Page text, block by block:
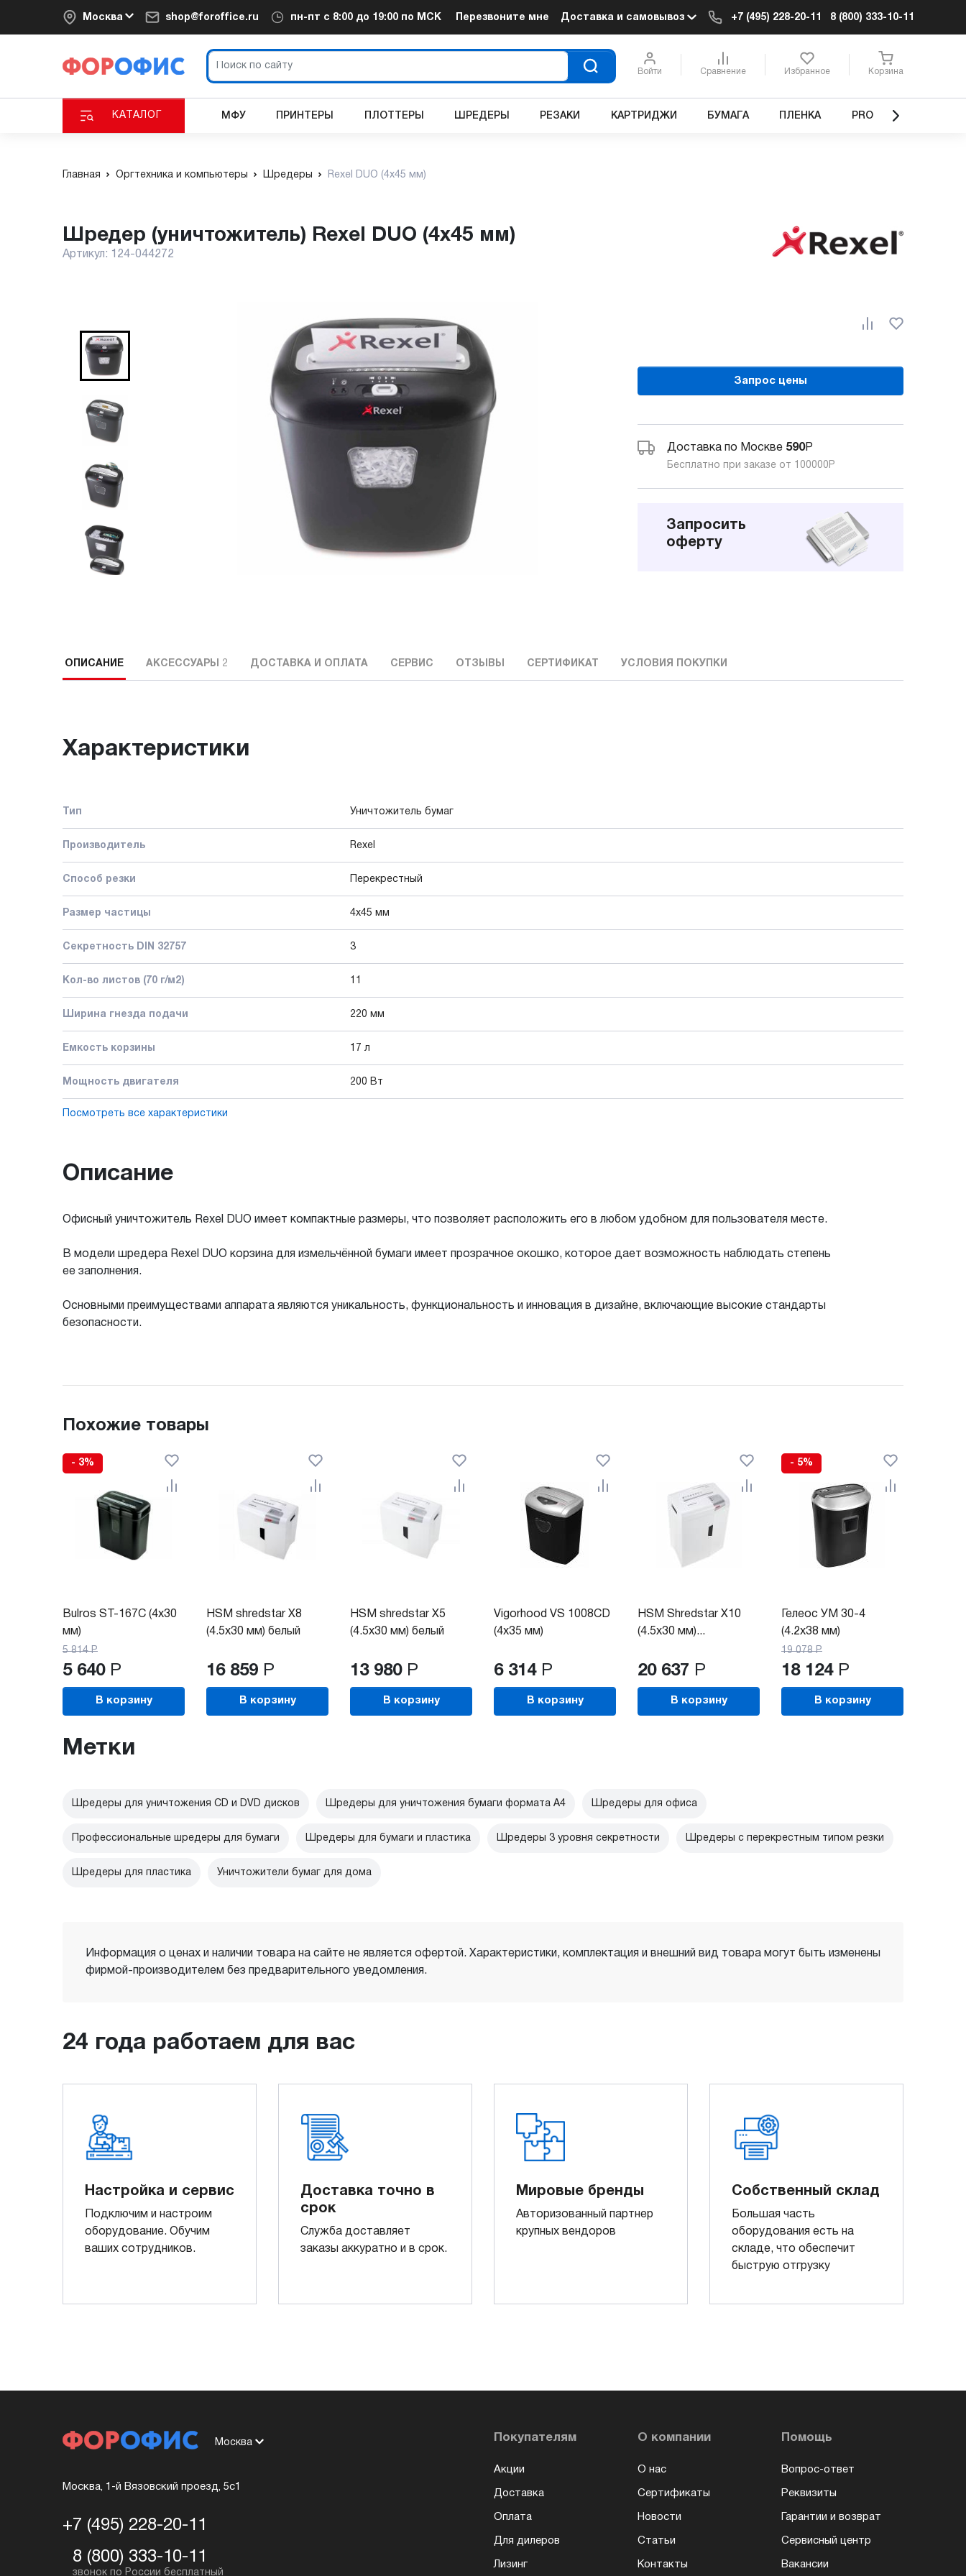
Москва shop@foroffice.ru пн-пт с 8:00 до 19:00 по МСК Перезвоните мне Доставка и самовывоз +7 (495) 228-20-11 8 (800) 333-10-11
Войти Сравнение Избранное Корзина
КАТАЛОГ МФУ ПРИНТЕРЫ ПЛОТТЕРЫ ШРЕДЕРЫ РЕЗАКИ КАРТРИДЖИ БУМАГА ПЛЕНКА PRO
Главная Оргтехника и компьютеры Шредеры Rexel DUO (4x45 мм)
Шредер (уничтожитель) Rexel DUO (4x45 мм)
Артикул: 124-044272
Запрос цены
Доставка по Москве 590Р
Бесплатно при заказе от 100000 Р
Запросить
оферту
ОПИСАНИЕ АКСЕССУАРЫ 2 ДОСТАВКА И ОПЛАТА СЕРВИС ОТЗЫВЫ СЕРТИФИКАТ УСЛОВИЯ ПОКУПКИ
Характеристики
Тип Уничтожитель бумаг
Производитель Rexel
Способ резки Перекрестный
Размер частицы 4x45 мм
Секретность DIN 32757 3
Кол-во листов (70 г/м2) 11
Ширина гнезда подачи 220 мм
Емкость корзины 17 л
Мощность двигателя 200 Вт
Посмотреть все характеристики
Описание
Офисный уничтожитель Rexel DUO имеет компактные размеры, что позволяет расположить его в любом удобном для пользователя месте.
В модели шредера Rexel DUO корзина для измельчённой бумаги имеет прозрачное окошко, которое дает возможность наблюдать степень
ее заполнения.
Основными преимуществами аппарата являются уникальность, функциональность и инновация в дизайне, включающие высокие стандарты
безопасности.
Похожие товары
- 3%
Bulros ST-167C (4х30
мм)
5 814 Р
5 640 Р
В корзину
HSM shredstar X8
(4.5x30 мм) белый
16 859 Р
В корзину
HSM shredstar X5
(4.5x30 мм) белый
13 980 Р
В корзину
Vigorhood VS 1008CD
(4x35 мм)
6 314 Р
В корзину
HSM Shredstar X10
(4.5x30 мм)...
20 637 Р
В корзину
- 5%
Гелеос УМ 30-4
(4.2х38 мм)
19 078 Р
18 124 Р
В корзину
Метки
Шредеры для уничтожения CD и DVD дисков Шредеры для уничтожения бумаги формата А4 Шредеры для офиса
Профессиональные шредеры для бумаги Шредеры для бумаги и пластика Шредеры 3 уровня секретности Шредеры с перекрестным типом резки
Шредеры для пластика Уничтожители бумаг для дома
Информация о ценах и наличии товара на сайте не является офертой. Характеристики, комплектация и внешний вид товара могут быть изменены
фирмой-производителем без предварительного уведомления.
24 года работаем для вас
Настройка и сервис
Подключим и настроим
оборудование. Обучим
ваших сотрудников.
Доставка точно в
срок
Служба доставляет
заказы аккуратно и в срок.
Мировые бренды
Авторизованный партнер
крупных вендоров
Собственный склад
Большая часть
оборудования есть на
складе, что обеспечит
быструю отгрузку
Москва
Москва, 1-й Вязовский проезд, 5с1
+7 (495) 228-20-11
8 (800) 333-10-11
Покупателям
Акции
Доставка
Оплата
Для дилеров
Лизинг
О компании
О нас
Сертификаты
Новости
Статьи
Контакты
Помощь
Вопрос-ответ
Реквизиты
Гарантии и возврат
Сервисный центр
Вакансии